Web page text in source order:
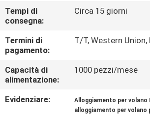
CONTATTICI
NOTIZIE
RICHIEDA
UNA
Tempi di
consegna:
Circa 15 giorni
Termini di
pagamento:
T/T, Western Union,
Capacità di
alimentazione:
1000 pezzi/mese
Evidenziare: Alloggiamento per volano
alloggiamento per volano